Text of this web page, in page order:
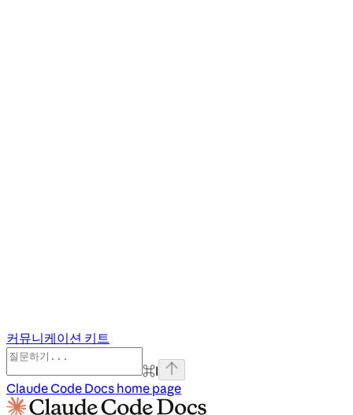
커뮤니케이션 키트
⌘I
Claude Code Docs home page